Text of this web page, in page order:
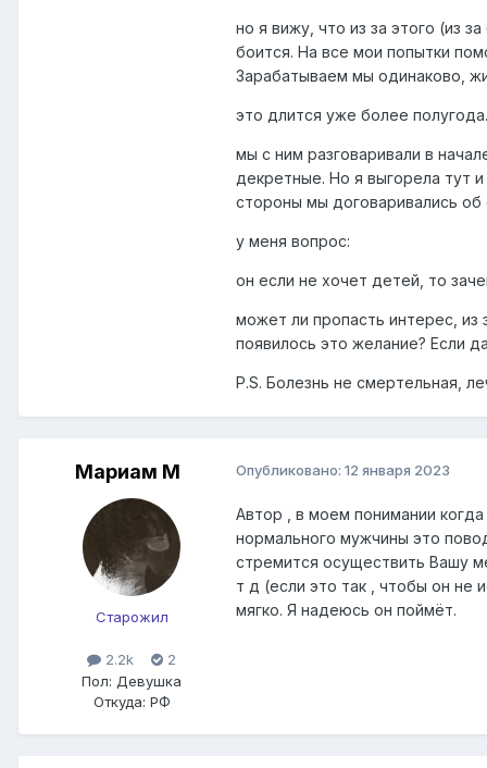
но я вижу, что из за этого (из
боится. На все мои попытки
Зарабатываем мы одинаково,
это длится уже более
мы с ним разговаривали в
декретные. Но я выгорела тут
стороны мы договаривались об
у меня вопрос:
он если не хочет детей, то
может ли пропасть интерес, из
появилось это желание? Если
P.S. Болезнь не смертельная,
Мариам М
Старожил
2.2k
2
Пол: Девушка
Откуда: РФ
Опубликовано: 12 января 2023
Автор , в моем понимании
нормального мужчины это
стремится осуществить Вашу
т д (если это так , чтобы он не
мягко. Я надеюсь он поймёт.